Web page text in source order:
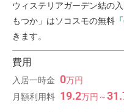
ウィステリアガーデン結の
もつか」はソコスモの無料
きます。
費用
入居一時金 0万円
月額利用料 19.2万円 ～